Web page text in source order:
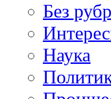
Без
Наука